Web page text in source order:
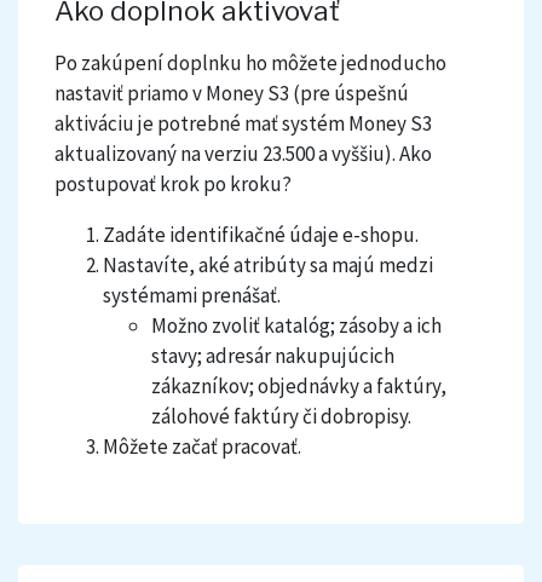
Ako doplnok aktivovať
Po zakúpení doplnku ho môžete jednoducho
nastaviť priamo v Money S3 (pre úspešnú
aktiváciu je potrebné mať systém Money S3
aktualizovaný na verziu 23.500 a vyššiu). Ako
postupovať krok po kroku?
Zadáte identifikačné údaje e-shopu.
Nastavíte, aké atribúty sa majú medzi
systémami prenášať.
Možno zvoliť katalóg; zásoby a ich
stavy; adresár nakupujúcich
zákazníkov; objednávky a faktúry,
zálohové faktúry či dobropisy.
Môžete začať pracovať.